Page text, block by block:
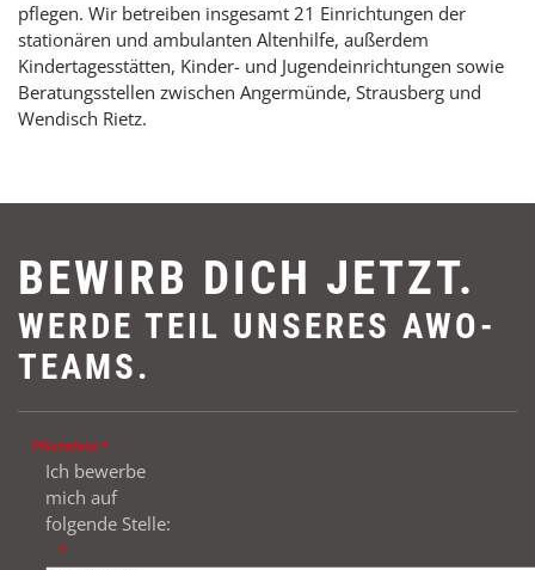
pflegen. Wir betreiben insgesamt 21 Einrichtungen der
stationären und ambulanten Altenhilfe, außerdem
Kindertagesstätten, Kinder- und Jugendeinrichtungen sowie
Beratungsstellen zwischen Angermünde, Strausberg und
Wendisch Rietz.
BEWIRB DICH JETZT.
WERDE TEIL UNSERES AWO-
TEAMS.
Pflichtfeld *
Ich bewerbe
mich auf
folgende Stelle: